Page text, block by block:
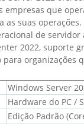
que
as suas operações.
de
2022,
para
Windows Server
Hardware do PC /
Edição Padrão